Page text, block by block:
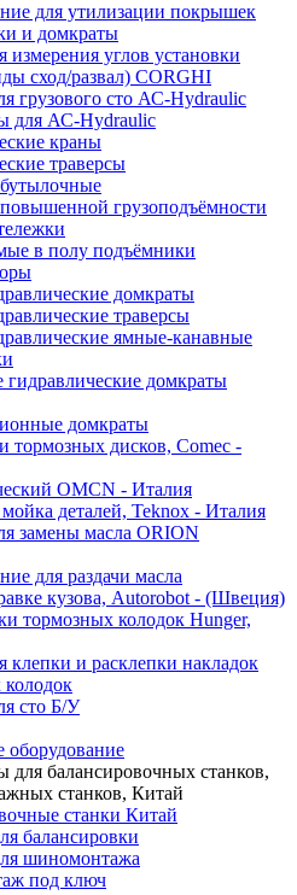
для утилизации покрышек
и домкраты
измерения углов установки
сход/развал) CORGHI
грузового сто АС-Hydraulic
для АС-Hydraulic
краны
траверсы
грузоподъёмности
в полу подъёмники
домкраты
траверсы
ямные-канавные
домкраты
домкраты
тормозных дисков, Comec -
OMCN - Италия
деталей, Teknox - Италия
замены масла ORION
для раздачи масла
кузова, Autorobot - (Швеция)
тормозных колодок Hunger,
клепки и расклепки накладок
сто Б/У
для балансировочных станков,
станков, Китай
станки Китай
балансировки
шиномонтажа
под ключ